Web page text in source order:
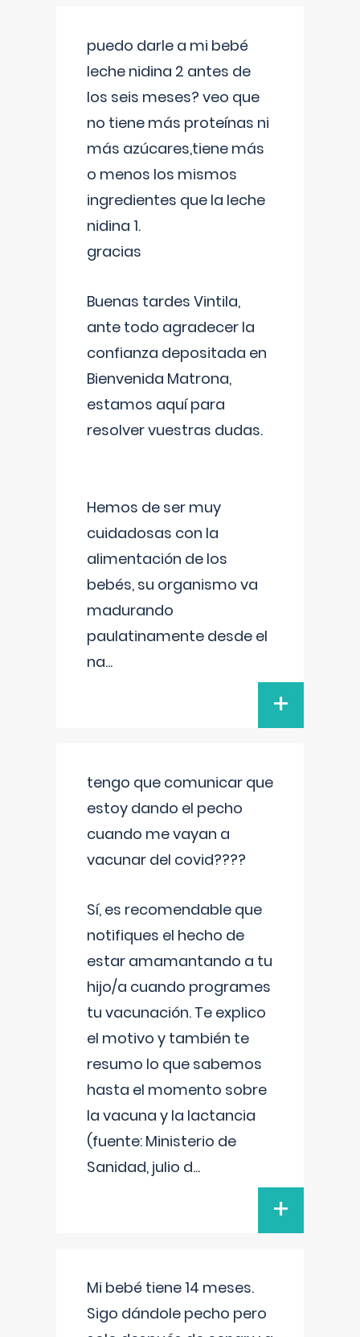
puedo darle a mi bebé
leche nidina 2 antes de
los seis meses? veo que
no tiene más proteínas ni
más azúcares,tiene más
o menos los mismos
ingredientes que la leche
nidina 1.
gracias
Buenas tardes Vintila,
ante todo agradecer la
confianza depositada en
Bienvenida Matrona,
estamos aquí para
resolver vuestras dudas.
Hemos de ser muy
cuidadosas con la
alimentación de los
bebés, su organismo va
madurando
paulatinamente desde el
na...
+
tengo que comunicar que
estoy dando el pecho
cuando me vayan a
vacunar del covid????
Sí, es recomendable que
notifiques el hecho de
estar amamantando a tu
hijo/a cuando programes
tu vacunación. Te explico
el motivo y también te
resumo lo que sabemos
hasta el momento sobre
la vacuna y la lactancia
(fuente: Ministerio de
Sanidad, julio d...
+
Mi bebé tiene 14 meses.
Sigo dándole pecho pero